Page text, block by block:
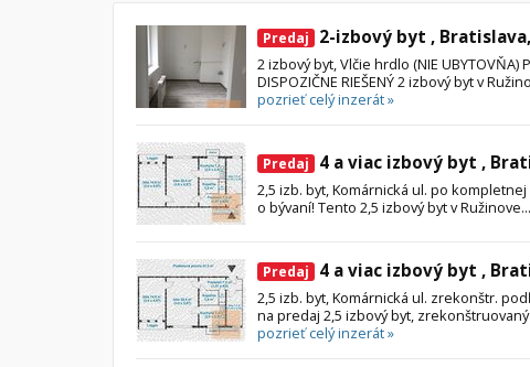
2-izbové
3-izbové
Predaj 2-izbový byt ,
2 izbový byt, Vlčie hrdlo (NIE UBYTOVŇA)
DISPOZIČNE RIEŠENÝ 2 izbový byt v
pozrieť celý inzerát »
Predaj 4 a viac izbový byt ,
2,5 izb. byt, Komárnická ul. po
o bývaní! Tento 2,5 izbový byt v Ružinove...
Predaj 4 a viac izbový byt ,
2,5 izb. byt, Komárnická ul. zrekonštr.
na predaj 2,5 izbový byt,
pozrieť celý inzerát »